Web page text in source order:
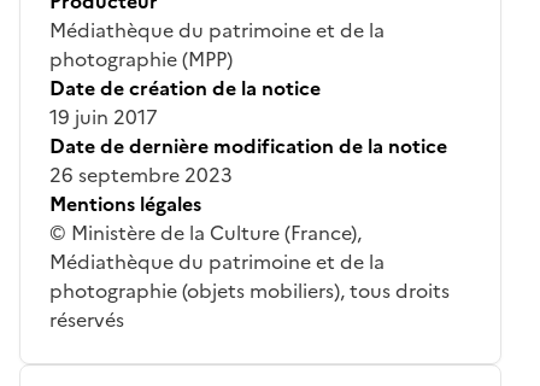
Médiathèque du patrimoine et de la
photographie (MPP)
Date de création de la notice
19 juin 2017
Date de dernière modification de la notice
26 septembre 2023
Mentions légales
© Ministère de la Culture (France),
Médiathèque du patrimoine et de la
photographie (objets mobiliers), tous droits
réservés